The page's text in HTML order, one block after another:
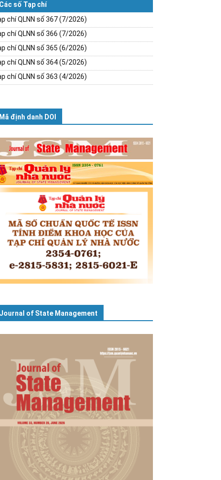
Các số Tạp chí
chí QLNN số 367 (7/2026)
chí QLNN số 366 (7/2026)
chí QLNN số 365 (6/2026)
chí QLNN số 364 (5/2026)
chí QLNN số 363 (4/2026)
Mã định danh DOI
Journal of State Management